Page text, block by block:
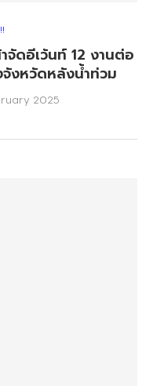
จัดอีเว้นท์ 12 งานต่อ
งหวัดหลังน้ำท่วม
2025